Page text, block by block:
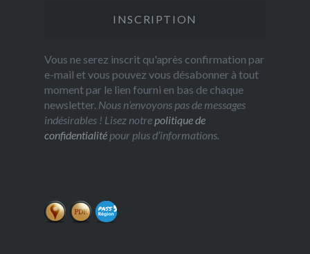
Vous ne serez inscrit qu'après confirmation par
e-mail et vous pouvez vous désabonner à tout
moment par le lien fourni en bas de chaque
newsletter. Nous n’envoyons pas de messages
indésirables ! Lisez notrepolitique de
confidentialitépour plus d’informations.